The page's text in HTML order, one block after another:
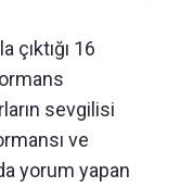
çıktığı 16
sevgilisi
ve
yorum yapan